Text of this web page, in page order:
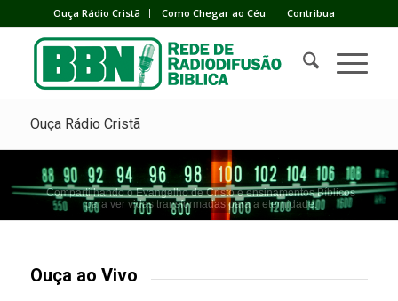
Ouça Rádio Cristã Como Chegar ao Céu Contribua
Ouça Rádio Cristã
Compartilhando o Evangelho de Cristo e ensinamentos Bíblicos
para ver vidas transformadas para a eternidade.
Ouça ao Vivo